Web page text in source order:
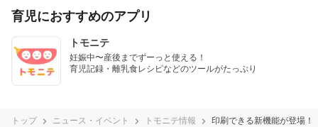
育児におすすめのアプリ
トモニテ
妊娠中〜産後までずーっと使える！
育児記録・離乳食レシピなどのツールがたっぷり
トップ ニュース・イベント トモニテ情報 印刷できる新機能が登場